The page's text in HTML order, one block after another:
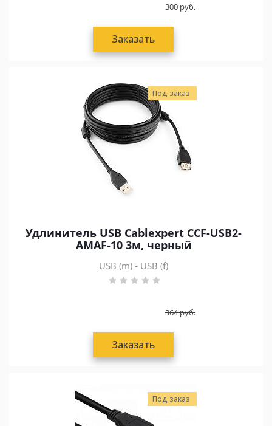
300руб.
Заказать
Под заказ
Удлинитель USB Cablexpert CCF-USB2-
AMAF-10 3м, черный
USB (m) - USB (f)
364руб.
Заказать
Под заказ